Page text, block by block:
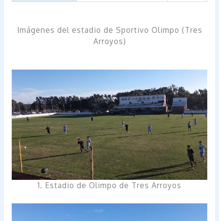
Imágenes del estadio de Sportivo Olimpo (Tres
Arroyos)
1. Estadio de Olimpo de Tres Arroyos